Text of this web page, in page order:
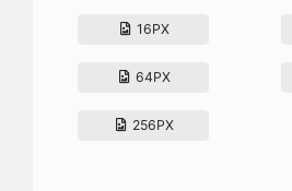
16PX
64PX
256PX